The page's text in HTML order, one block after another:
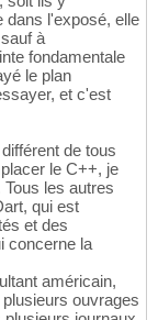
dans l'exposé, elle
à
fondamentale
le plan
et c'est
de tous
le C++, je
les autres
qui est
et des
concerne la
américain,
ouvrages